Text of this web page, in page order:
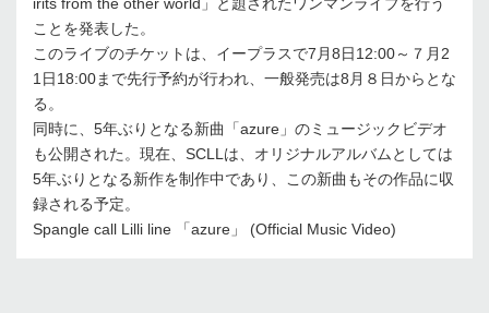
ことを発表した。
このライブのチケットは、イープラスで7月8日12:00～７月2
1日18:00まで先行予約が行われ、一般発売は8月８日からとな
る。
同時に、5年ぶりとなる新曲「azure」のミュージックビデオ
も公開された。現在、SCLLは、オリジナルアルバムとしては
5年ぶりとなる新作を制作中であり、この新曲もその作品に収
録される予定。
Spangle call Lilli line 「azure」 (Official Music Video)